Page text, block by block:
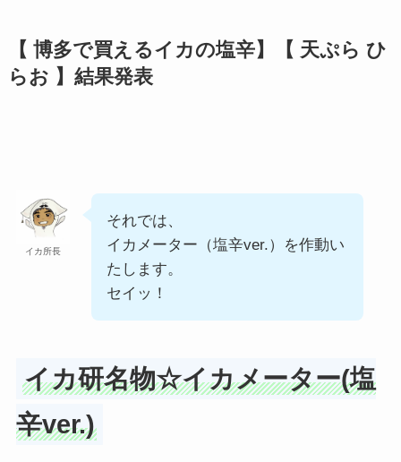
【 博多で買えるイカの塩辛】【 天ぷら ひ
らお 】結果発表
イカ所長
それでは、
イカメーター（塩辛ver.）を作動い
たします。
セイッ！
イカ研名物☆イカメーター(塩
辛ver.)